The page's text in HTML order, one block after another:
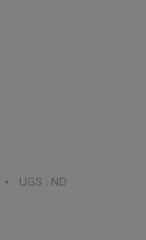
UGS : ND